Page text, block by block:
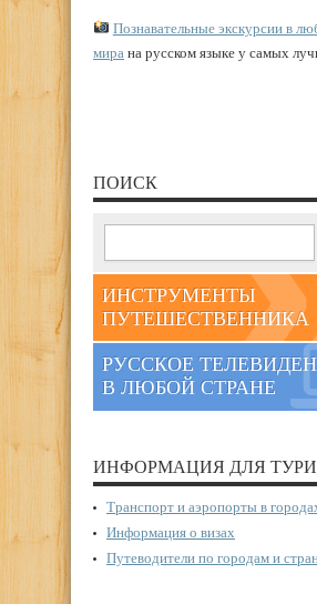
Познавательные экскурсии в
мира на русском языке у самых
ПОИСК
ИНСТРУМЕНТЫ
ПУТЕШЕСТВЕННИКА
РУССКОЕ
В ЛЮБОЙ СТРАНЕ
ИНФОРМАЦИЯ ДЛЯ
Транспорт и аэропорты в
Информация о визах
Путеводители по городам и